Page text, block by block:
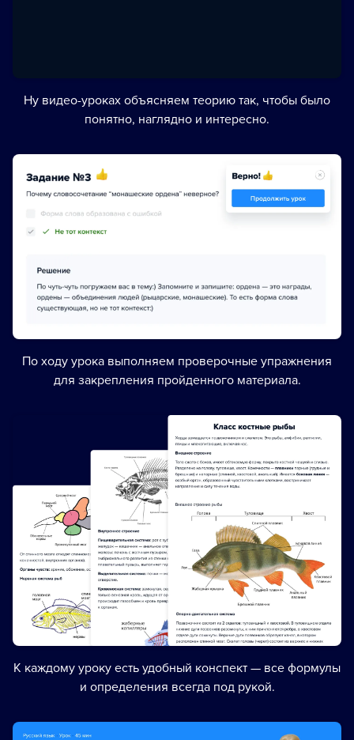
Ну видео-уроках объясняем теорию так, чтобы было
понятно, наглядно и интересно.
По ходу урока выполняем проверочные упражнения
для закрепления пройденного материала.
К каждому уроку есть удобный конспект — все формулы
и определения всегда под рукой.